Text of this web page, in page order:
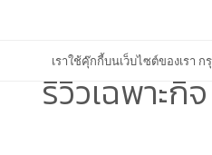
เราใช้คุ๊กกี้บนเว็บไซต์ของเรา
รีวิวเฉพาะ